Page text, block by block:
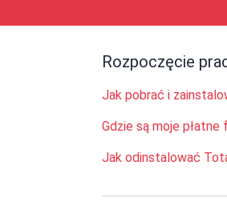
Rozpoczęcie
Jak pobrać i
Gdzie są moje płatne
Jak odinstalować